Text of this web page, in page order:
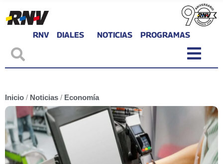
RNV DIALES NOTICIAS PROGRAMAS
Inicio / Noticias / Economía